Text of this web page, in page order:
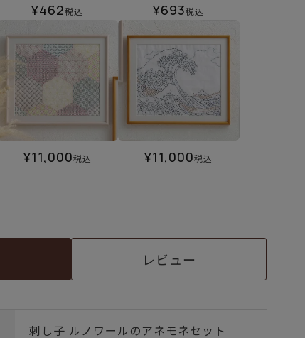
¥462税込 ¥693税込
¥11,000税込 ¥11,000税込
レビュー
刺し子 ルノワールのアネモネセット